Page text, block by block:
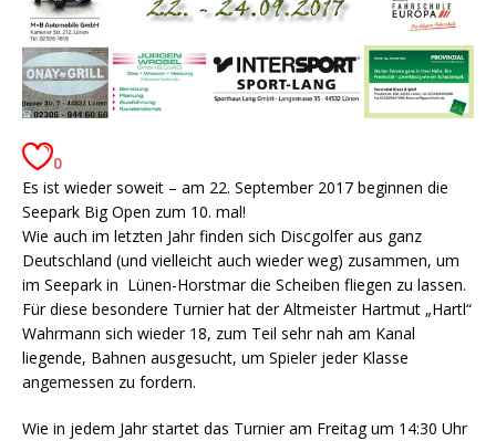
0
Es ist wieder soweit – am 22. September 2017 beginnen die
Seepark Big Open zum 10. mal!
Wie auch im letzten Jahr finden sich Discgolfer aus ganz
Deutschland (und vielleicht auch wieder weg) zusammen, um
im Seepark in Lünen-Horstmar die Scheiben fliegen zu lassen.
Für diese besondere Turnier hat der Altmeister Hartmut „Hartl“
Wahrmann sich wieder 18, zum Teil sehr nah am Kanal
liegende, Bahnen ausgesucht, um Spieler jeder Klasse
angemessen zu fordern.
Wie in jedem Jahr startet das Turnier am Freitag um 14:30 Uhr